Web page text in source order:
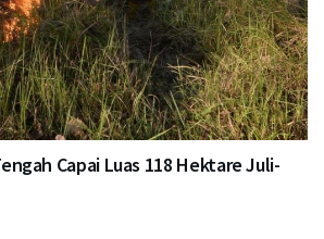
Capai Luas 118 Hektare Juli-